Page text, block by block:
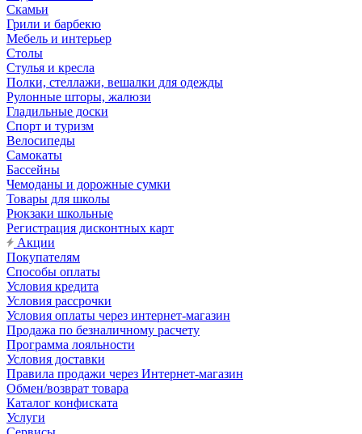
Скамьи
Грили и барбекю
Мебель и интерьер
Столы
Стулья и кресла
Полки, стеллажи, вешалки для одежды
Рулонные шторы, жалюзи
Гладильные доски
Спорт и туризм
Велосипеды
Самокаты
Бассейны
Чемоданы и дорожные сумки
Товары для школы
Рюкзаки школьные
Регистрация дисконтных карт
Акции
Покупателям
Способы оплаты
Условия кредита
Условия рассрочки
Условия оплаты через интернет-магазин
Продажа по безналичному расчету
Программа лояльности
Условия доставки
Правила продажи через Интернет-магазин
Обмен/возврат товара
Каталог конфиската
Услуги